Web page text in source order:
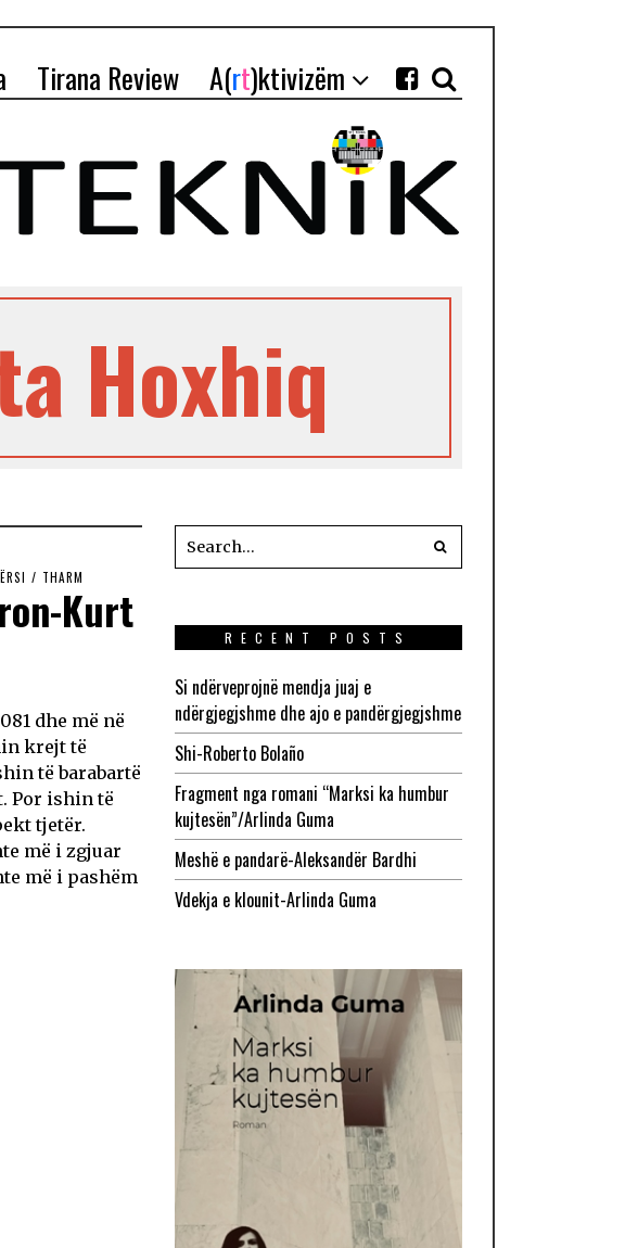
Tirana Review A(rt)ktivizëm
Hoxhiq
/ THARM
Kurt
dhe më në
krejt të
të barabartë
Por ishin të
tjetër.
më i zgjuar
më i pashëm
RECENT POSTS
Si ndërveprojnë mendja juaj e
ndërgjegjshme dhe ajo e pandërgjegjshme
Shi-Roberto Bolaño
Fragment nga romani “Marksi ka humbur
kujtesën”/Arlinda Guma
Meshë e pandarë-Aleksandër Bardhi
Vdekja e klounit-Arlinda Guma